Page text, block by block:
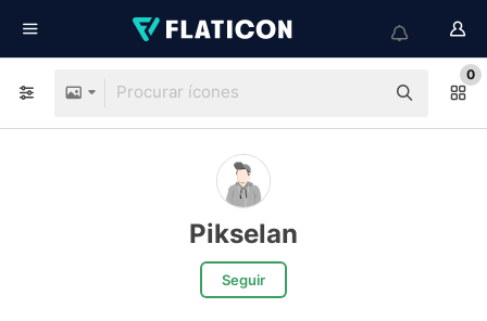
0
Pikselan
Seguir